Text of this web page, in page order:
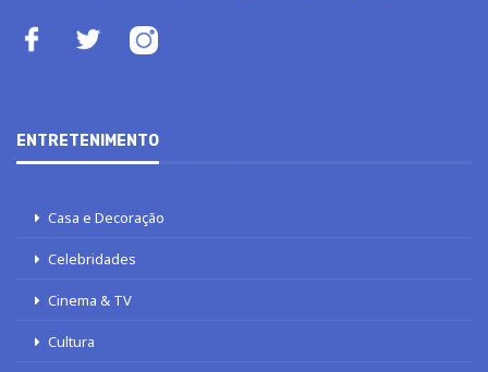
ENTRETENIMENTO
Casa e Decoração
Celebridades
Cinema & TV
Cultura